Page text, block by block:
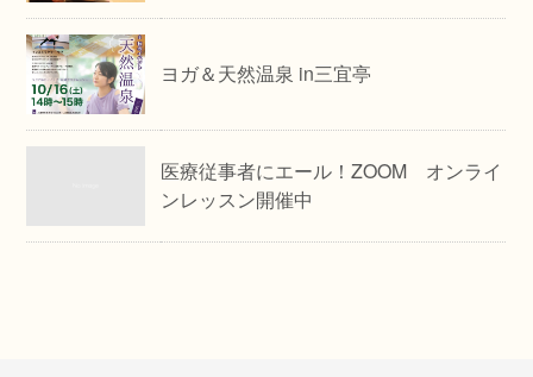
ヨガ＆天然温泉 in三宜亭
医療従事者にエール！ZOOM オンライ
ンレッスン開催中